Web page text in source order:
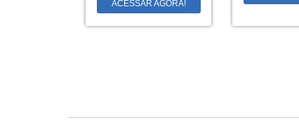
ACESSAR AGORA!